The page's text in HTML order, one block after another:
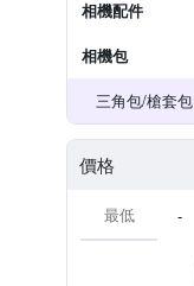
相機配件
相機包
三角包/槍套包
價格
-